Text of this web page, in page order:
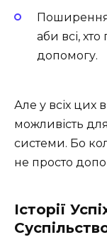
Поширення
аби всі,
допомогу.
Але у всіх цих
можливість
системи. Бо
не просто
Історії